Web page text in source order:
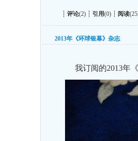
┆ 评论(2) ┆ 引用(0) ┆ 阅读
2013年《环球银幕》杂志
我订阅的2013年